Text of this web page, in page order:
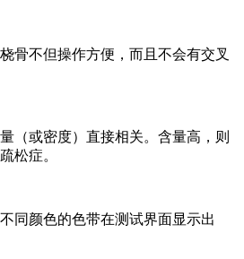
骨不但操作方便，而且不会有交叉
（或密度）直接相关。含量高，则
松症。
同颜色的色带在测试界面显示出